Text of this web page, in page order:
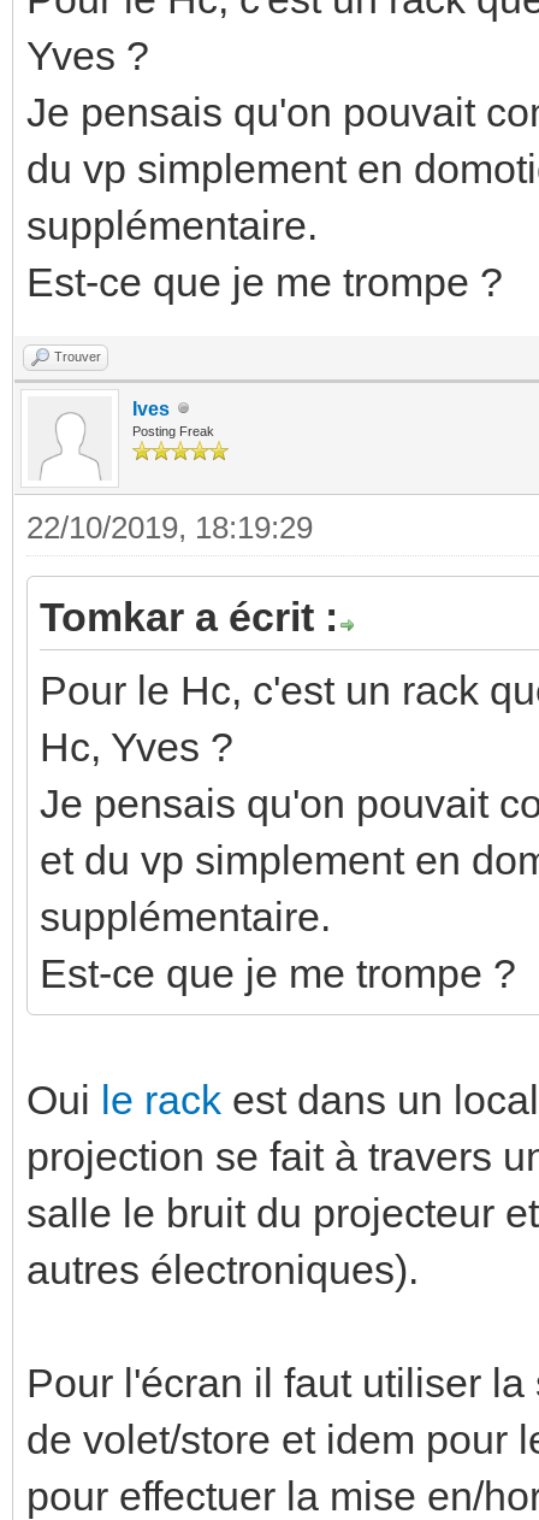
Yves ?
Je pensais qu'on pouvait
du vp simplement en
supplémentaire.
Est-ce que je me trompe ?
Trouver
Ives
Posting Freak
22/10/2019, 18:19:29
Tomkar a écrit :
Pour le Hc, c'est un rack
Hc, Yves ?
Je pensais qu'on pouvait
et du vp simplement en
supplémentaire.
Est-ce que je me trompe ?
Oui le rack est dans un
projection se fait à travers
salle le bruit du projecteur
autres électroniques).
Pour l'écran il faut utiliser
de volet/store et idem pour
pour effectuer la mise en/